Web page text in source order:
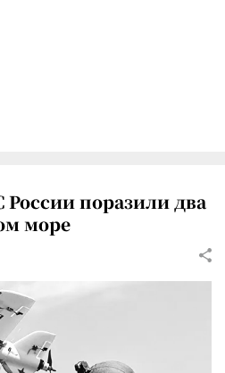
поразили два
море